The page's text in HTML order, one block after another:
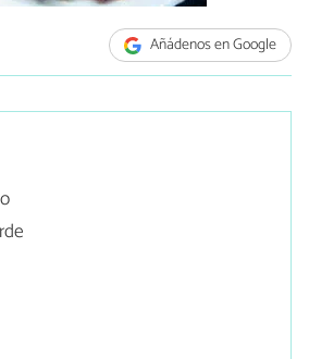
Añádenos en Google